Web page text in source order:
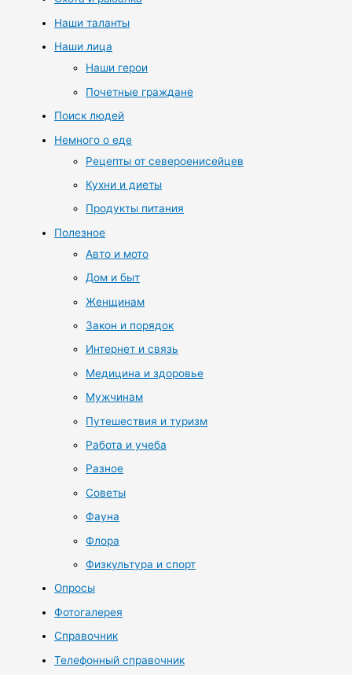
Наши таланты
Наши лица
Наши герои
Почетные граждане
Поиск людей
Немного о еде
Рецепты от североенисейцев
Кухни и диеты
Продукты питания
Полезное
Авто и мото
Дом и быт
Женщинам
Закон и порядок
Интернет и связь
Медицина и здоровье
Мужчинам
Путешествия и туризм
Работа и учеба
Разное
Советы
Фауна
Флора
Физкультура и спорт
Опросы
Фотогалерея
Справочник
Телефонный справочник